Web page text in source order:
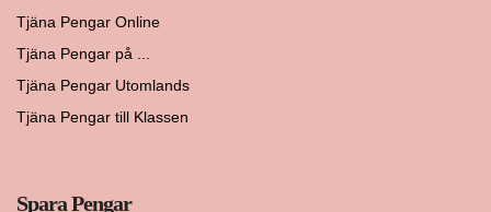
Tjäna Pengar Online
Tjäna Pengar på ...
Tjäna Pengar Utomlands
Tjäna Pengar till Klassen
Spara Pengar